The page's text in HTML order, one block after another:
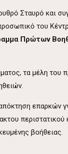
Σταυρό και
του
Πρώτων
τα μέλη του
επαρκών
βοήθειας.